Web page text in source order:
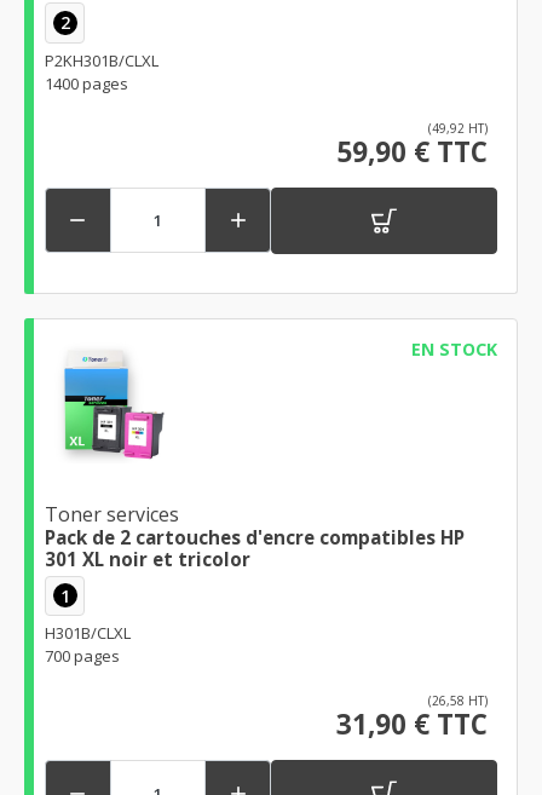
2
P2KH301B/CLXL
1400 pages
(49,92 HT)
59,90 € TTC
 
EN STOCK
Toner services
Pack de 2 cartouches d'encre compatibles HP
301 XL noir et tricolor
1
H301B/CLXL
700 pages
(26,58 HT)
31,90 € TTC